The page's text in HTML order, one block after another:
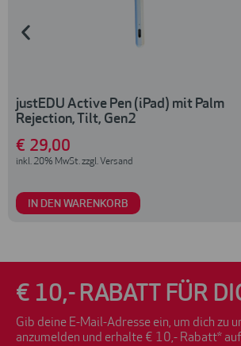
justEDU Active Pen (iPad) mit Palm
Rejection, Tilt, Gen2
€ 29,00
inkl. 20% MwSt. zzgl. Versand
IN DEN WARENKORB
€ 10,- RABATT FÜR
Gib deine E-Mail-Adresse ein, um dich zu
anzumelden und erhalte € 10,- Rabatt*